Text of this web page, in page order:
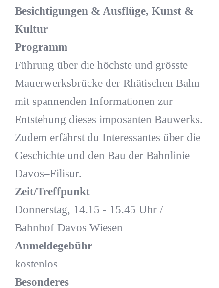
Besichtigungen & Ausflüge, Kunst &
Kultur
Programm
Führung über die höchste und grösste
Mauerwerksbrücke der Rhätischen Bahn
mit spannenden Informationen zur
Entstehung dieses imposanten Bauwerks.
Zudem erfährst du Interessantes über die
Geschichte und den Bau der Bahnlinie
Davos–Filisur.
Zeit/Treffpunkt
Donnerstag, 14.15 - 15.45 Uhr /
Bahnhof Davos Wiesen
Anmeldegebühr
kostenlos
Besonderes